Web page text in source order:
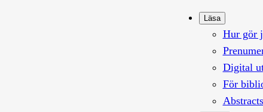
Läsa
Hur gör
Digital
För